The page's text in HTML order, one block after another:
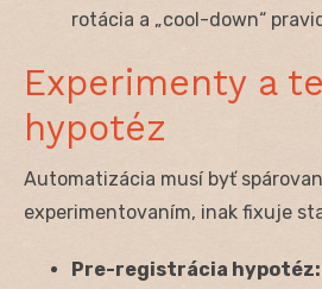
rotácia a „cool-down“
Experimenty a
hypotéz
Automatizácia musí byť
experimentovaním, inak fixuje
Pre-registrácia hypotéz: